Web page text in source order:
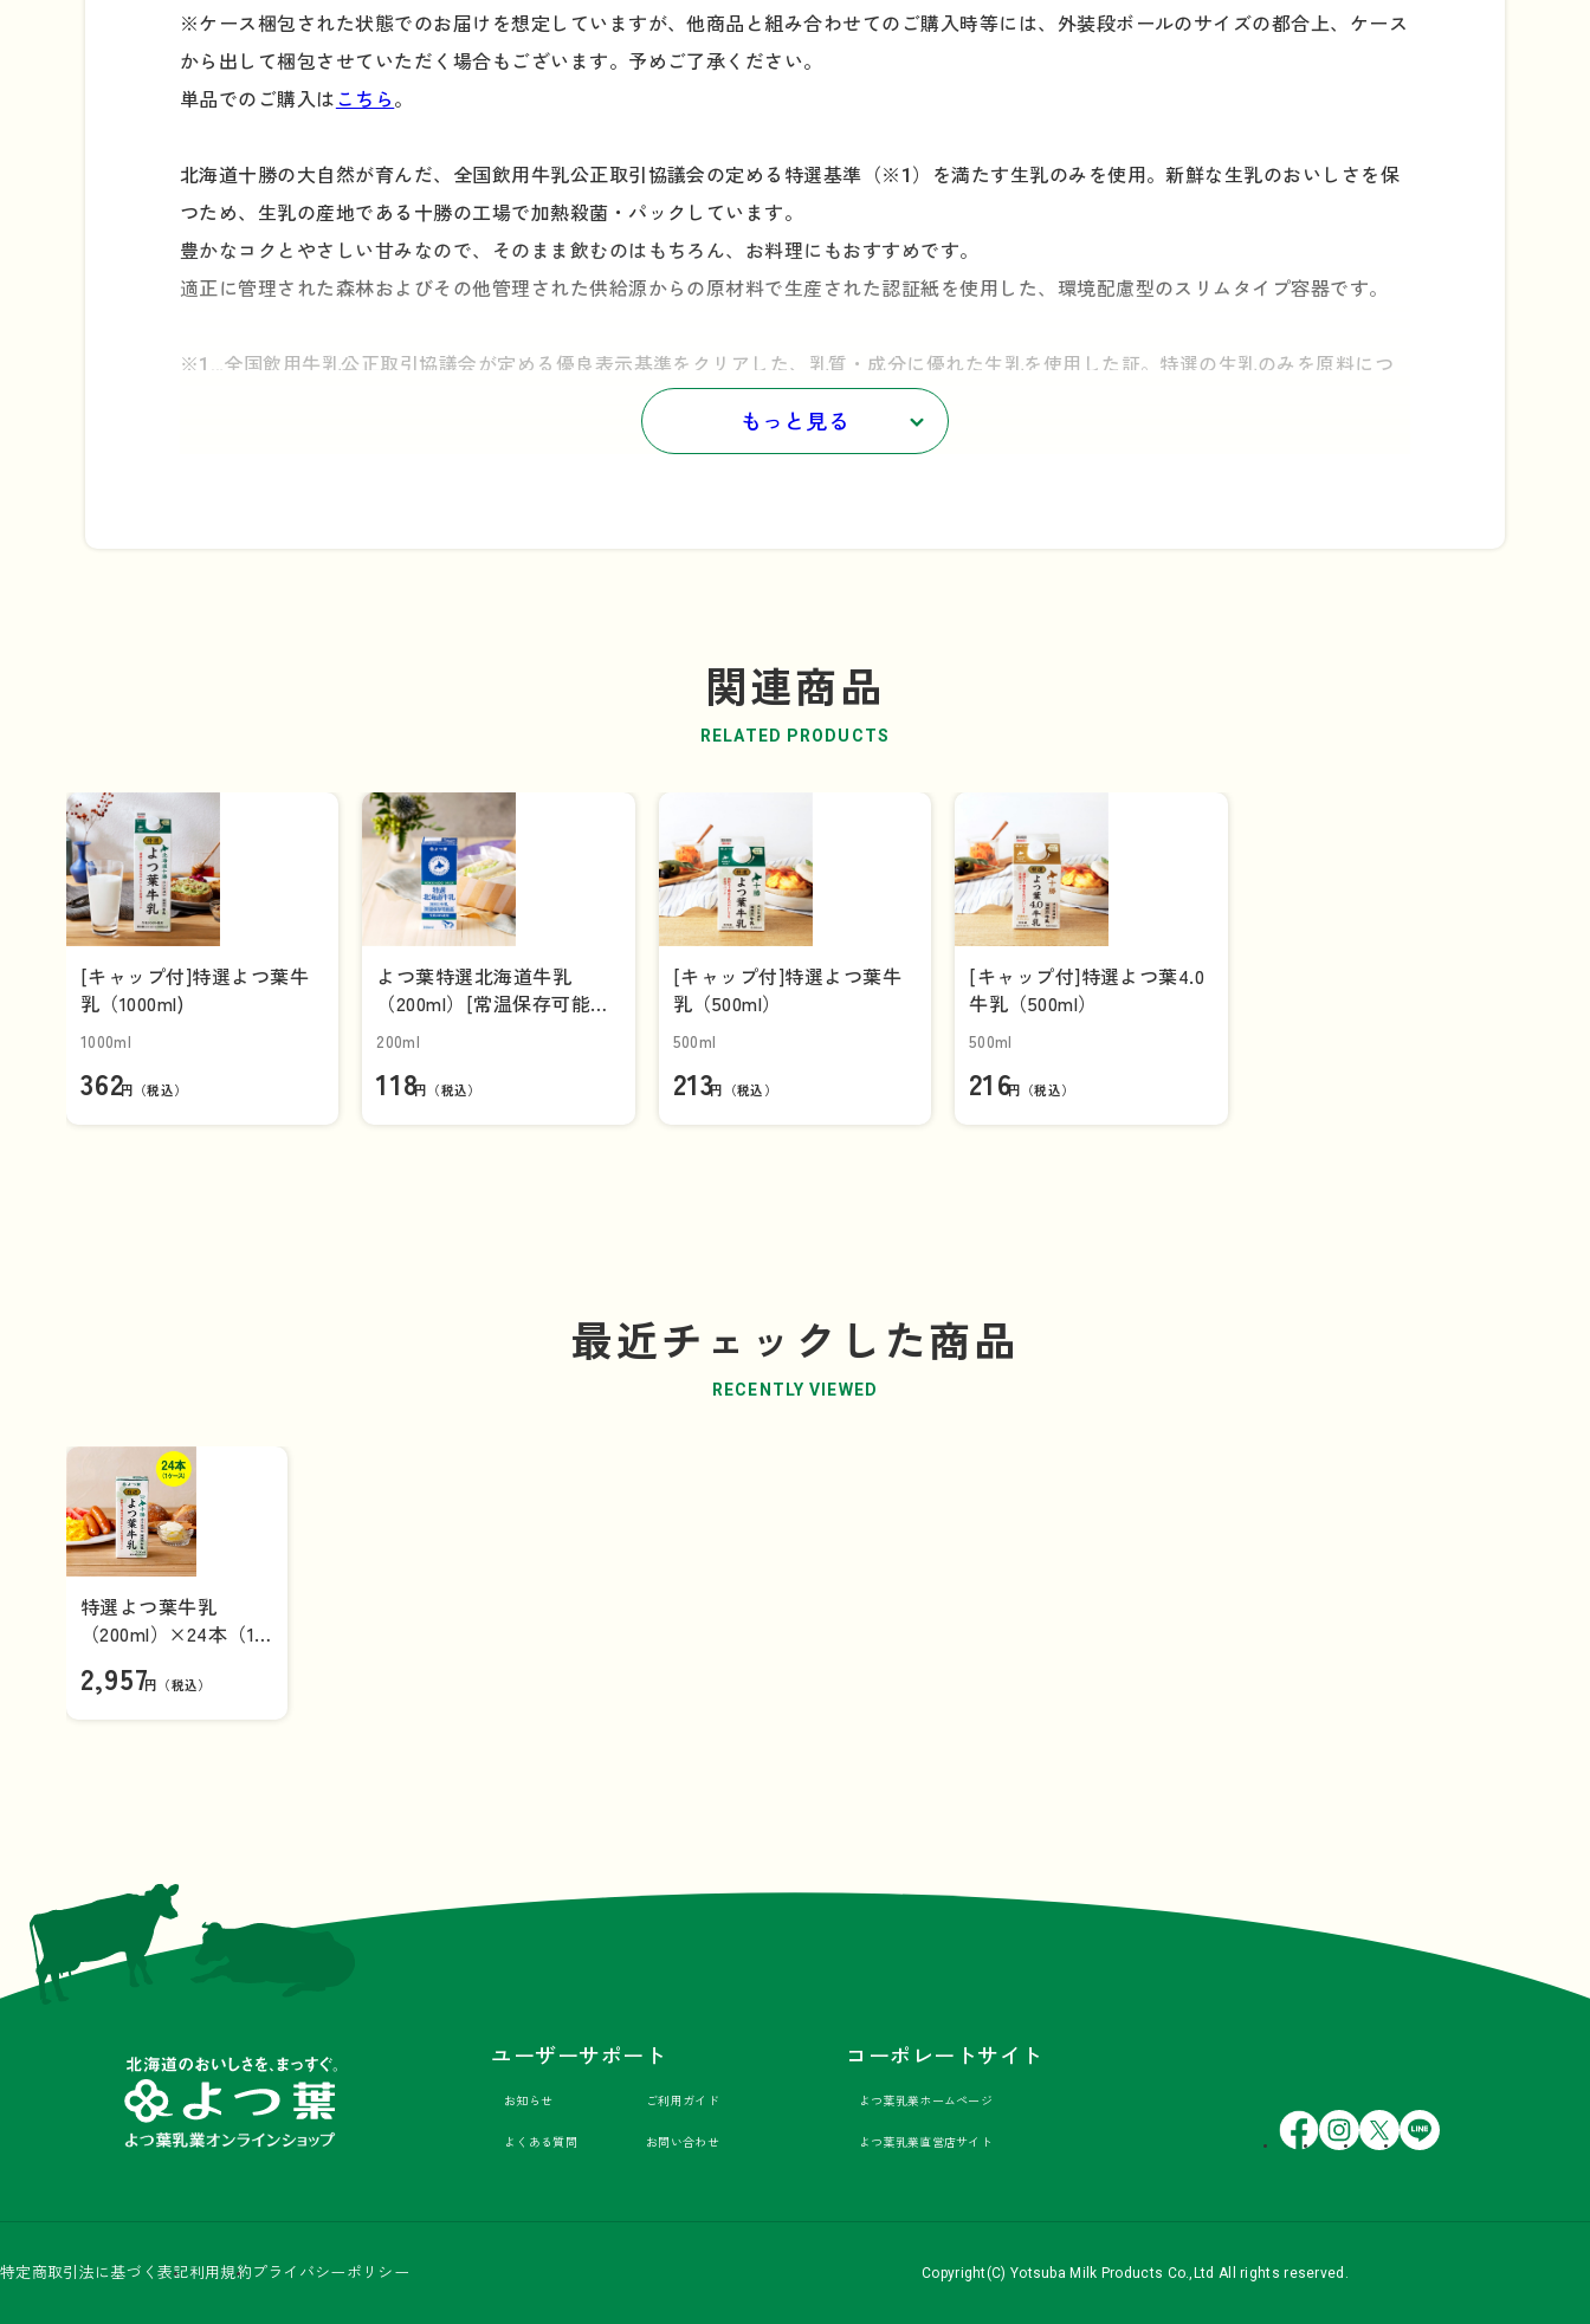
※ケース梱包された状態でのお届けを想定していますが、他商品と組み合わせてのご購入時等には、外装段ボールのサイズの都合上、ケース
から出して梱包させていただく場合もございます。予めご了承ください。
単品でのご購入は こちら 。
北海道十勝の大自然が育んだ、全国飲用牛乳公正取引協議会の定める特選基準（※1）を満たす生乳のみを使用。新鮮な生乳のおいしさを保
つため、生乳の産地である十勝の工場で加熱殺菌・パックしています。
豊かなコクとやさしい甘みなので、そのまま飲むのはもちろん、お料理にもおすすめです。
適正に管理された森林およびその他管理された供給源からの原材料で生産された認証紙を使用した、環境配慮型のスリムタイプ容器です。
※1…全国飲用牛乳公正取引協議会が定める優良表示基準をクリアした、乳質・成分に優れた生乳を使用した証。特選の生乳のみを原料につ
もっと見る
関連商品
RELATED PRODUCTS
[キャップ付]特選よつ葉牛
乳（1000ml)
1000ml
362円（税込）
よつ葉特選北海道牛乳
（200ml）[常温保存可能品]
【単品】
200ml
118円（税込）
[キャップ付]特選よつ葉牛
乳（500ml）
500ml
213円（税込）
[キャップ付]特選よつ葉4.0
牛乳（500ml）
500ml
216円（税込）
最近チェックした商品
RECENTLY VIEWED
特選よつ葉牛乳
（200ml）×24本（1
2,957円（税込）
ユーザーサポート
お知らせ ご利用ガイド
よくある質問 お問い合わせ
コーポレートサイト
よつ葉乳業ホームページ
よつ葉乳業直営店サイト
特定商取引法に基づく表記利用規約 プライバシーポリシー Copyright(C) Yotsuba Milk Products Co.,Ltd All rights reserved.